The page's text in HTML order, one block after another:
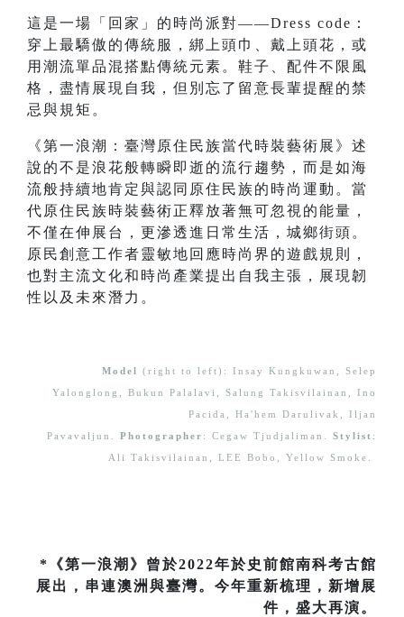
這是一場「回家」的時尚派對——Dress code：
穿上最驕傲的傳統服，綁上頭巾、戴上頭花，或
用潮流單品混搭點傳統元素。鞋子、配件不限風
格，盡情展現自我，但別忘了留意長輩提醒的禁
忌與規矩。
《第一浪潮：臺灣原住民族當代時裝藝術展》述
說的不是浪花般轉瞬即逝的流行趨勢，而是如海
流般持續地肯定與認同原住民族的時尚運動。當
代原住民族時裝藝術正釋放著無可忽視的能量，
不僅在伸展台，更滲透進日常生活，城鄉街頭。
原民創意工作者靈敏地回應時尚界的遊戲規則，
也對主流文化和時尚產業提出自我主張，展現韌
性以及未來潛力。
Model (right to left): Insay Kungkuwan, Selep
Yalonglong, Bukun Palalavi, Salung Takisvilainan, Ino
Pacida, Ha'hem Darulivak, Iljan
Pavavaljun. Photographer : Cegaw Tjudjaliman. Stylist :
Ali Takisvilainan, LEE Bobo, Yellow Smoke.
*《第一浪潮》曾於2022年於史前館南科考古館
展出，串連澳洲與臺灣。今年重新梳理，新增展
件，盛大再演。